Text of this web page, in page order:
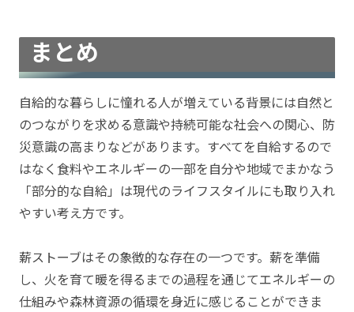
まとめ
自給的な暮らしに憧れる人が増えている背景には自然と
のつながりを求める意識や持続可能な社会への関心、防
災意識の高まりなどがあります。すべてを自給するので
はなく食料やエネルギーの一部を自分や地域でまかなう
「部分的な自給」は現代のライフスタイルにも取り入れ
やすい考え方です。
薪ストーブはその象徴的な存在の一つです。薪を準備
し、火を育て暖を得るまでの過程を通じてエネルギーの
仕組みや森林資源の循環を身近に感じることができま